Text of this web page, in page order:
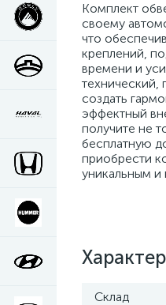
Комплект
своему
что
креплений,
времени и
технический,
создать
эффектный
получите не
бесплатную
приобрести
уникальным
Склад